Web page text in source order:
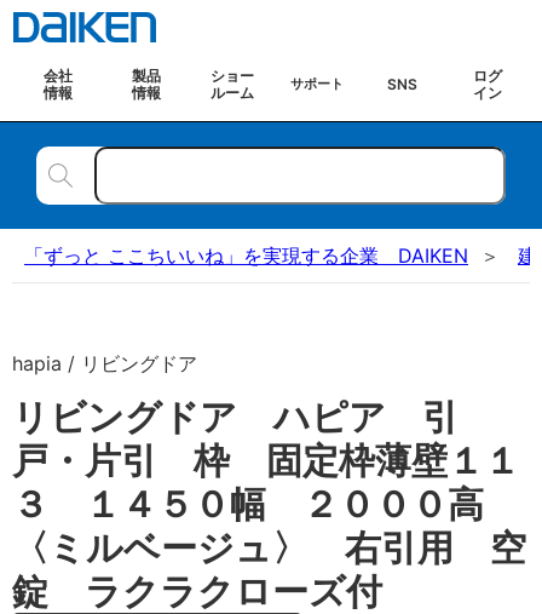
会社
情報
製品
情報
ショー
ルーム
サポート SNS
ログ
イン
「ずっと ここちいいね」を実現する企業 DAIKEN 建
hapia / リビングドア
リビングドア ハピア 引
戸・片引 枠 固定枠薄壁１１
３ １４５０幅 ２０００高
〈ミルベージュ〉 右引用 空
錠 ラクラクローズ付